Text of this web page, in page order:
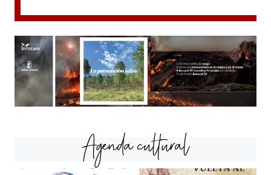
Agenda cultural